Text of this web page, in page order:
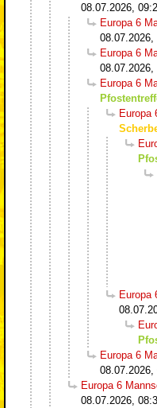
08.07.2026,
Europa 6
08.07.2026,
Europa 6
08.07.2026,
Europa 6
Europa
Europa
Europa 6
08.07.2026,
Europa 6
08.07.2026,